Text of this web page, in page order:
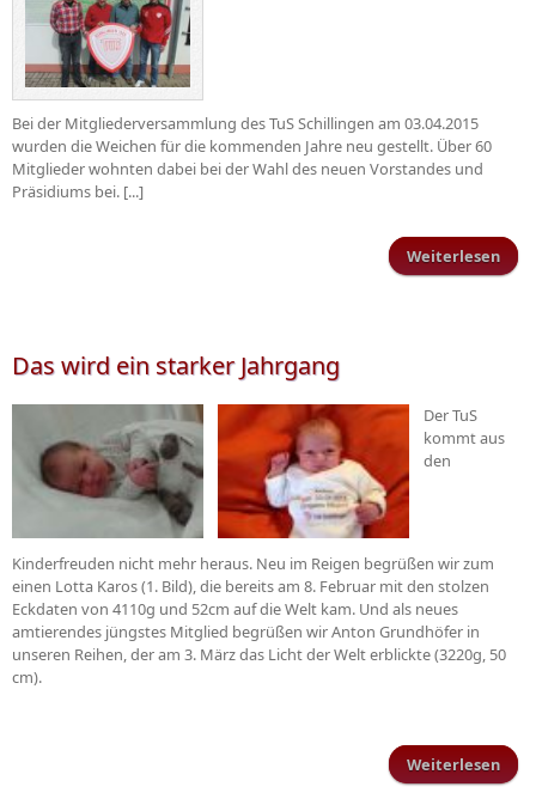
Bei der Mitgliederversammlung des TuS Schillingen am 03.04.2015
wurden die Weichen für die kommenden Jahre neu gestellt. Über 60
Mitglieder wohnten dabei bei der Wahl des neuen Vorstandes und
Präsidiums bei. [...]
Weiterlesen
Das wird ein starker Jahrgang
Der TuS
kommt aus
den
Kinderfreuden nicht mehr heraus. Neu im Reigen begrüßen wir zum
einen Lotta Karos (1. Bild), die bereits am 8. Februar mit den stolzen
Eckdaten von 4110g und 52cm auf die Welt kam. Und als neues
amtierendes jüngstes Mitglied begrüßen wir Anton Grundhöfer in
unseren Reihen, der am 3. März das Licht der Welt erblickte (3220g, 50
cm).
Weiterlesen